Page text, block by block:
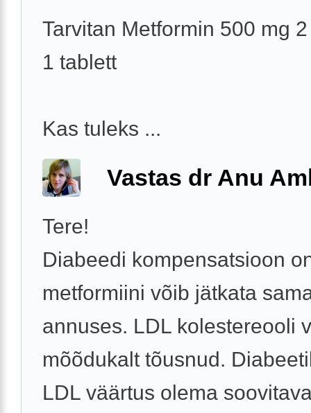
Tarvitan Metformin 500 mg
1 tablett
Kas tuleks ...
Vastas dr Anu
Tere!
Diabeedi kompensatsioon
metformiini võib jätkata
annuses. LDL kolestereooli
mõõdukalt tõusnud.
LDL väärtus olema